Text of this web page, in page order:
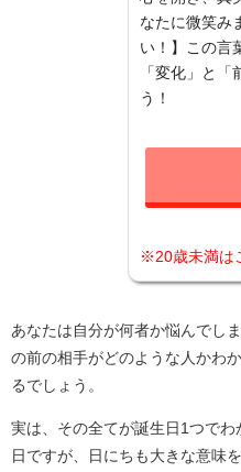
なたに微笑み
い！】この言
「変化」と「
う！
※20歳未満は
あなたは自分が何者か悩んでし
の前の相手がどのような人かわ
るでしょう。
実は、その全てが誕生日1つで
日ですが、日にちも大きな意味を